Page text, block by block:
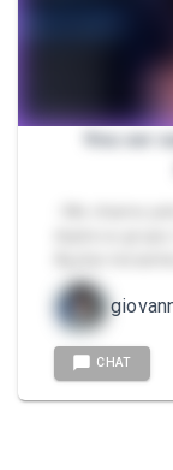
Vou ser
CHAT